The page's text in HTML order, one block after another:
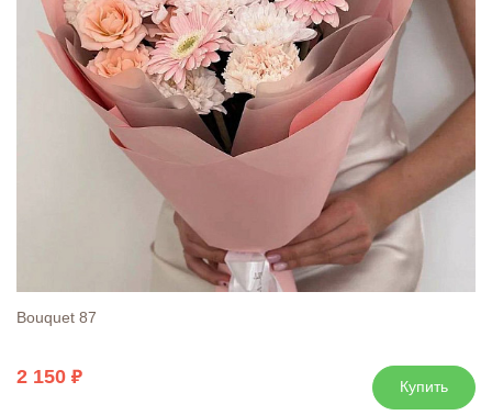
Bouquet 87
2 150 Купить